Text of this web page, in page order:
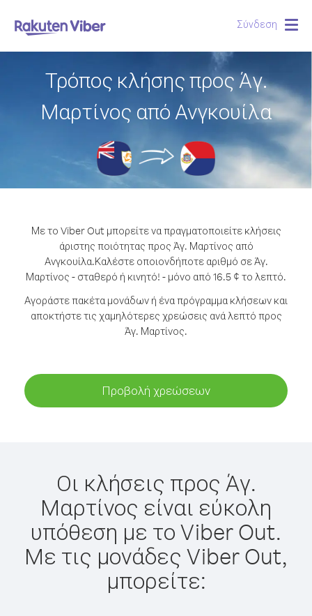
Σύνδεση
Τρόπος κλήσης προς Άγ.
Μαρτίνος από Ανγκουίλα
Με το Viber Out μπορείτε να πραγματοποιείτε κλήσεις
άριστης ποιότητας προς Άγ. Μαρτίνος από
Ανγκουίλα.Καλέστε οποιονδήποτε αριθμό σε Άγ.
Μαρτίνος - σταθερό ή κινητό! - μόνο από 16.5 ¢ το λεπτό.
Αγοράστε πακέτα μονάδων ή ένα πρόγραμμα κλήσεων και
αποκτήστε τις χαμηλότερες χρεώσεις ανά λεπτό προς
Άγ. Μαρτίνος.
Προβολή χρεώσεων
Οι κλήσεις προς Άγ.
Μαρτίνος είναι εύκολη
υπόθεση με το Viber Out.
Με τις μονάδες Viber Out,
μπορείτε: